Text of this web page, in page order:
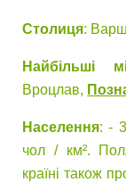
Столиця:
Найбільші
Вроцлав,
Населення: -
чол / км².
країні також